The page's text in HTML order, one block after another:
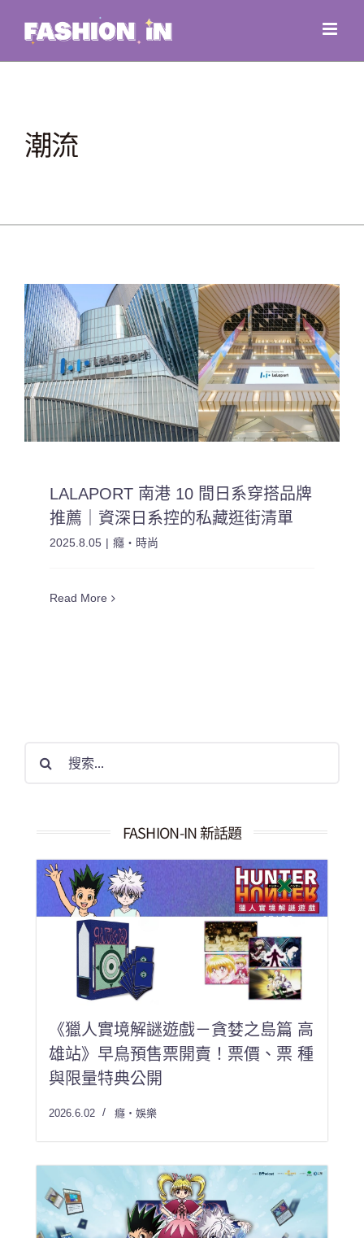
content
潮流
LALAPORT 南港 10 間日系穿搭品牌
推薦｜資深日系控的私藏逛街清單
2025.8.05 | 癮・時尚
Read More
果：
FASHION-IN 新話題
《獵人實境解謎遊戲－貪婪之島篇 高
雄站》早鳥預售票開賣！票價、票 種
與限量特典公開
2026.6.02 癮・娛樂